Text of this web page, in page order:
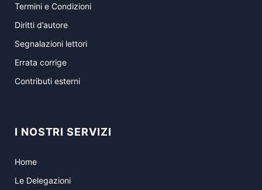
Termini e Condizioni
Diritti d’autore
Segnalazioni lettori
Errata corrige
Contributi esterni
I NOSTRI SERVIZI
Home
Le Delegazioni